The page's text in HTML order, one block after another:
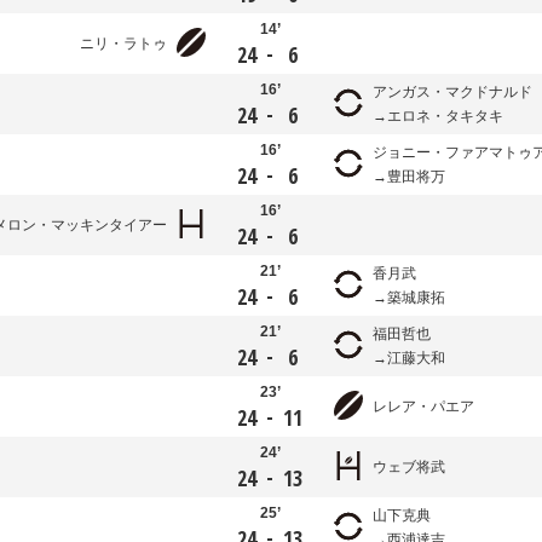
ニリ・ラトゥ
14’
24 - 6
16’
24 - 6
アンガス・マクドナルド
エロネ・タキタキ
16’
24 - 6
ジョニー・ファアマトゥ
豊田将万
ロン・マッキンタイアー
16’
24 - 6
21’
24 - 6
香月武
築城康拓
21’
24 - 6
福田哲也
江藤大和
23’
24 - 11 レレア・パエア
24’
24 - 13 ウェブ将武
25’
山下克典